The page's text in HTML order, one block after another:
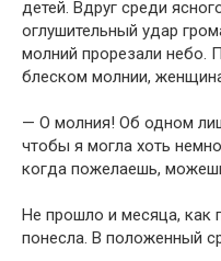
детей. Вдруг среди
оглушительный удар
молний прорезали небо.
блеском молнии,
— О молния! Об одном
чтобы я могла хоть
когда пожелаешь,
Не прошло и месяца, как
понесла. В положенный